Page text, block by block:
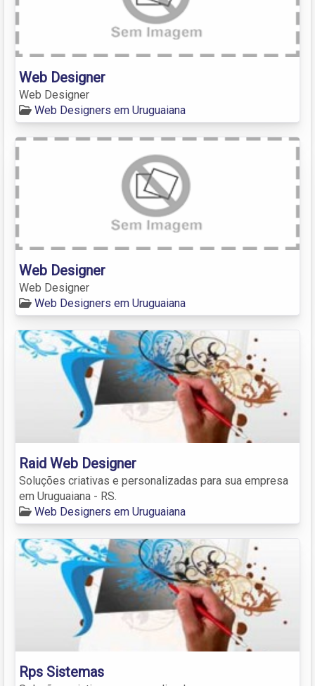
Web Designer
Web Designer
Web Designers em Uruguaiana
Web Designer
Web Designer
Web Designers em Uruguaiana
Raid Web Designer
Soluções criativas e personalizadas para sua empresa
em Uruguaiana - RS.
Web Designers em Uruguaiana
Rps Sistemas